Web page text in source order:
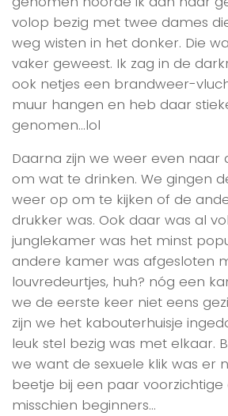
volop bezig met twee dames
weg wisten in het donker. Die
vaker geweest. Ik zag in de
ook netjes een brandweer-
muur hangen en heb daar
genomen…lol
Daarna zijn we weer even naar
om wat te drinken. We gingen
weer op om te kijken of de
drukker was. Ook daar was al
junglekamer was het minst
andere kamer was afgesloten
louvredeurtjes, huh? nóg een
we de eerste keer niet eens
zijn we het kabouterhuisje
leuk stel bezig was met elkaar.
we want de sexuele klik was er
beetje bij een paar voorzichtige
misschien beginners…